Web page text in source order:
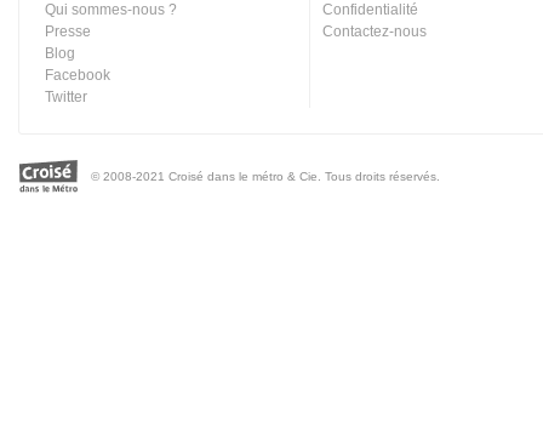
Qui sommes-nous ?
Presse
Blog
Facebook
Twitter
Confidentialité
Contactez-nous
© 2008-2021 Croisé dans le métro & Cie. Tous droits réservés.